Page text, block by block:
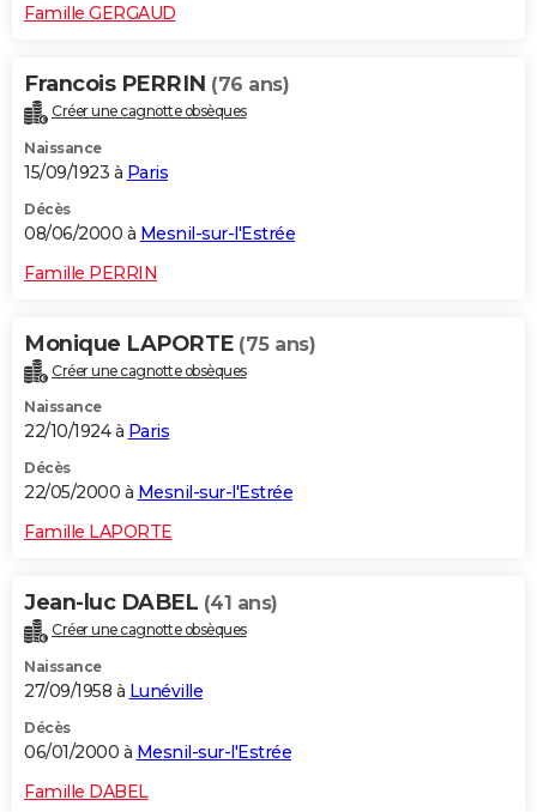
Famille GERGAUD
Francois PERRIN (76 ans)
Créer une cagnotte obsèques
Naissance
15/09/1923 à Paris
Décès
08/06/2000 à Mesnil-sur-l'Estrée
Famille PERRIN
Monique LAPORTE (75 ans)
Créer une cagnotte obsèques
Naissance
22/10/1924 à Paris
Décès
22/05/2000 à Mesnil-sur-l'Estrée
Famille LAPORTE
Jean-luc DABEL (41 ans)
Créer une cagnotte obsèques
Naissance
27/09/1958 à Lunéville
Décès
06/01/2000 à Mesnil-sur-l'Estrée
Famille DABEL